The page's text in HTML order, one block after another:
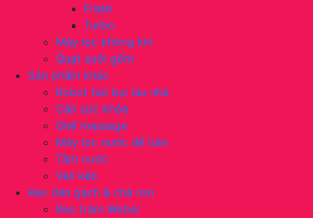
Fresh
Turbo
Máy lọc không khí
Quạt sưởi gốm
Sản phẩm khác
Robot hút bụi lau nhà
Cân sức khỏe
Ghế massage
Máy lọc nước để bàn
Tăm nước
Vali kéo
Keo dán gạch & chà ron
Keo trám Weber